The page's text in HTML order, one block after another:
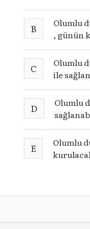
B
Olumlu
, günün
C
Olumlu
ile
D
Olumlu
E
Olumlu